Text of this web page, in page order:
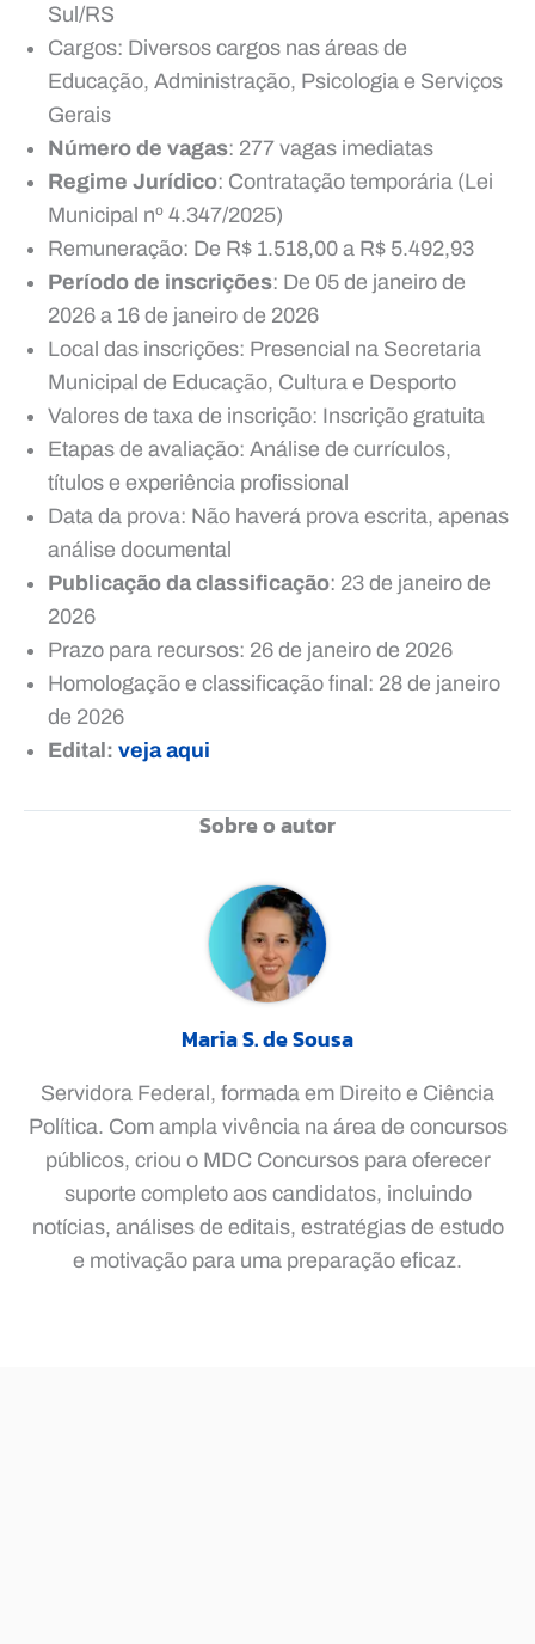
Sul/RS
Cargos: Diversos cargos nas áreas de
Educação, Administração, Psicologia e Serviços
Gerais
Número de vagas: 277 vagas imediatas
Regime Jurídico: Contratação temporária (Lei
Municipal nº 4.347/2025)
Remuneração: De R$ 1.518,00 a R$ 5.492,93
Período de inscrições: De 05 de janeiro de
2026 a 16 de janeiro de 2026
Local das inscrições: Presencial na Secretaria
Municipal de Educação, Cultura e Desporto
Valores de taxa de inscrição: Inscrição gratuita
Etapas de avaliação: Análise de currículos,
títulos e experiência profissional
Data da prova: Não haverá prova escrita, apenas
análise documental
Publicação da classificação: 23 de janeiro de
2026
Prazo para recursos: 26 de janeiro de 2026
Homologação e classificação final: 28 de janeiro
de 2026
Edital: veja aqui
Sobre o autor
Maria S. de Sousa
Servidora Federal, formada em Direito e Ciência
Política. Com ampla vivência na área de concursos
públicos, criou o MDC Concursos para oferecer
suporte completo aos candidatos, incluindo
notícias, análises de editais, estratégias de estudo
e motivação para uma preparação eficaz.